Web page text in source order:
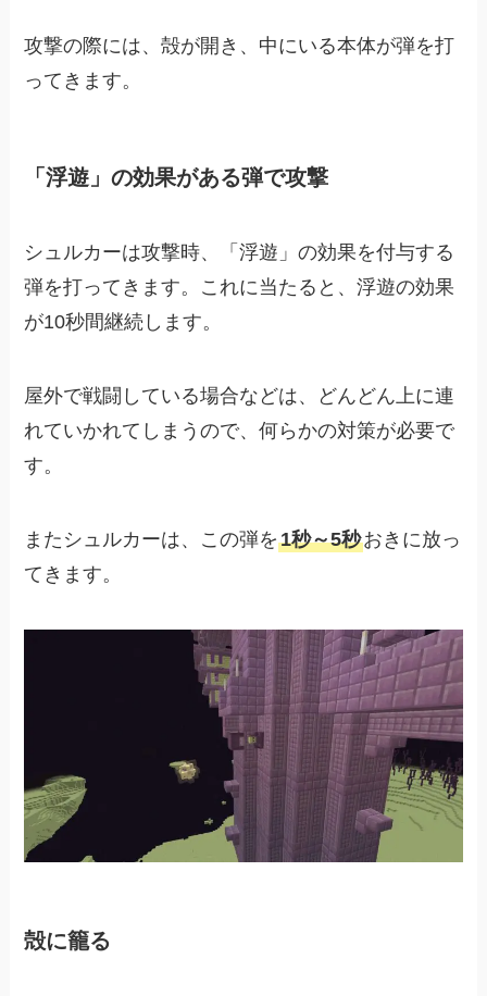
攻撃の際には、殻が開き、中にいる本体が弾を打
ってきます。
「浮遊」の効果がある弾で攻撃
シュルカーは攻撃時、「浮遊」の効果を付与する
弾を打ってきます。これに当たると、浮遊の効果
が10秒間継続します。
屋外で戦闘している場合などは、どんどん上に連
れていかれてしまうので、何らかの対策が必要で
す。
またシュルカーは、この弾を1秒～5秒おきに放っ
てきます。
殻に籠る